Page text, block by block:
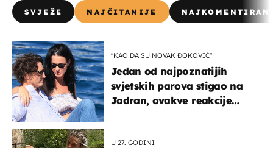
SVJEŽE NAJČITANIJE
"KAO DA SU NOVAK ĐOKOVIĆ"
Jedan od najpoznatijih
svjetskih parova stigao na
Jadran, ovakve reakcije
U 27. GODINI